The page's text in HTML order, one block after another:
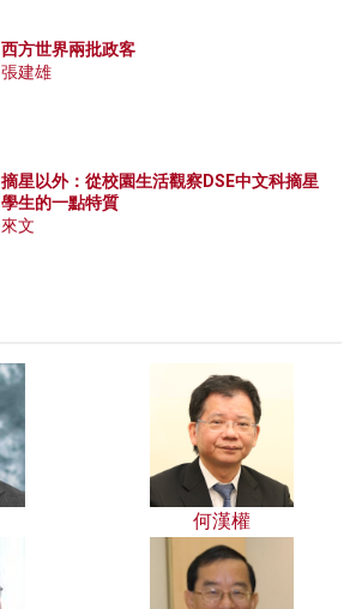
西方世界兩批政客
張建雄
摘星以外：從校園生活觀察DSE中文科摘星
學生的一點特質
來文
何漢權